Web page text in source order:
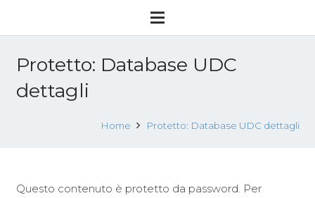
Protetto: Database UDC
dettagli
Home Protetto: Database UDC dettagli
Questo contenuto è protetto da password. Per